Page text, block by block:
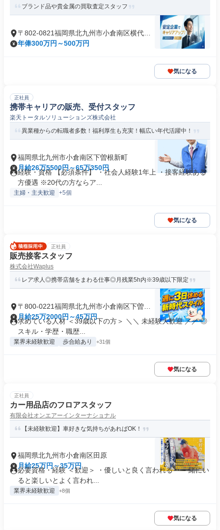
ブランド品や貴金属の買取査定スタッフ
〒802-0821福岡県北九州市小倉南区横代北
町
年俸300万円～500万円
気になる
正社員
携帯キャリアの販売、受付スタッフ
楽天トータルソリューションズ株式会社
異業種からの転職者多数！福利厚生も充実！幅広い年代活躍中！
福岡県北九州市小倉南区下曽根新町
月給26万5500円～65万350円
経験・資格 【必須条件】 ・社会人経験1年上 ・接客経験ある
方優遇 ※20代の方ならア...
主婦・主夫歓迎 +5個
気になる
正社員
販売接客スタッフ
株式会社Waplus
レア求人◎携帯店舗をまわる仕事◎月残業5h内※39歳以下限定
〒800-0221福岡県北九州市小倉南区下曽根
新町
月給25万2000円～45万円
求めている人材 ＜39歳以下の方＞ ＼＼ 未経験大歓迎 ／／ ◎
スキル・学歴・職歴...
業界未経験歓迎 歩合給あり +31個
気になる
正社員
カー用品店のフロアスタッフ
有限会社オンエアーインターナショナル
【未経験歓迎】車好きな気持ちがあればOK！
福岡県北九州市小倉南区田原
月給25万円～35万円
必要資格・経験 ＜歓迎＞ ・優しいと良く言われる ・一緒にい
ると楽しいとよく言われ...
業界未経験歓迎 +8個
気になる